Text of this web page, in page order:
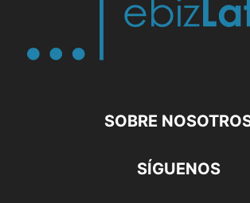
SOBRE
SÍGUENOS